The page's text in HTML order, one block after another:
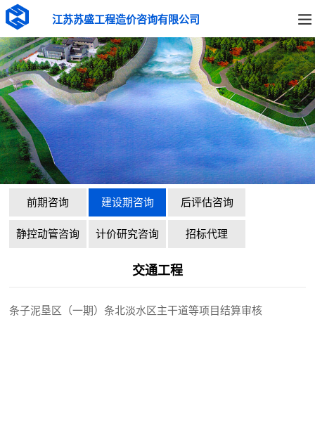
江苏苏盛工程造价咨询有限公司
前期咨询 建设期咨询 后评估咨询
静控动管咨询 计价研究咨询 招标代理
交通工程
条子泥垦区（一期）条北淡水区主干道等项目结算审核